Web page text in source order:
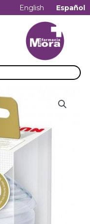
English Español